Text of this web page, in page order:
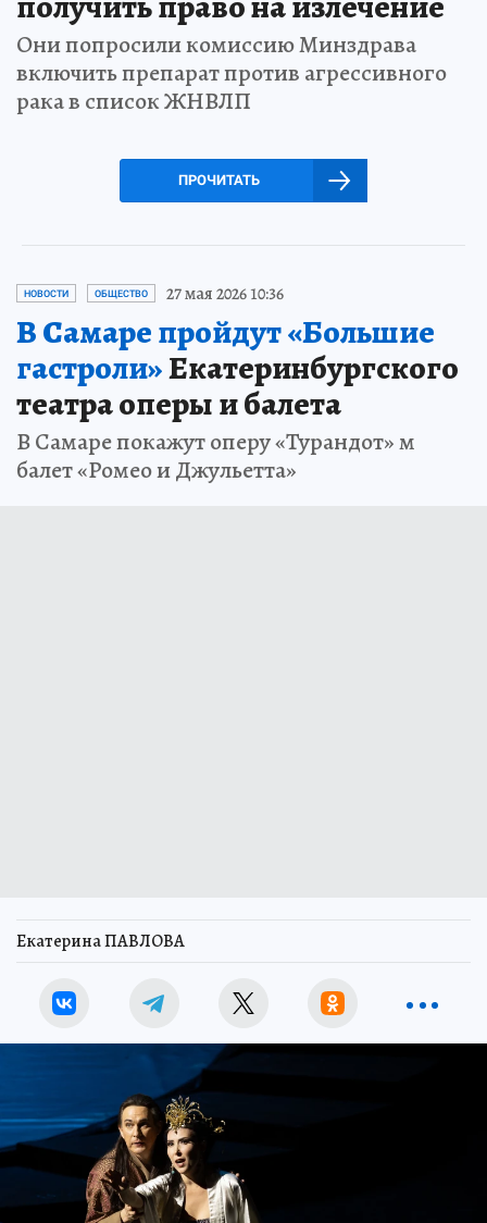
Они попросили комиссию Минздрава
включить препарат против агрессивного
рака в список ЖНВЛП
ПРОЧИТАТЬ
НОВОСТИ ОБЩЕСТВО 27 мая 2026 10:36
В Самаре пройдут «Большие
гастроли»Екатеринбургского
театра оперы и балета
В Самаре покажут оперу «Турандот» м
балет «Ромео и Джульетта»
Екатерина ПАВЛОВА